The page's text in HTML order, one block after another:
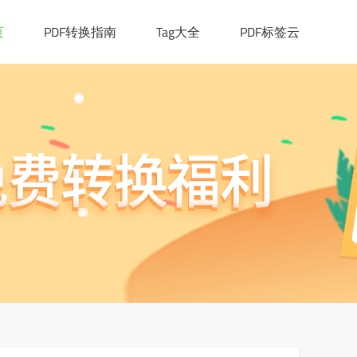
PDF转换指南 Tag大全 PDF标签云